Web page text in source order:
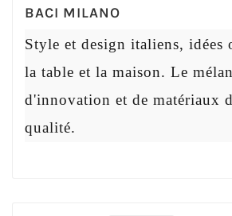
BACI MILANO
Style et design italiens, idées
la table et la maison. Le
d'innovation et de matériaux
qualité.